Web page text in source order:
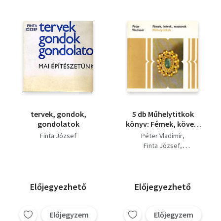
tervek, gondok,
gondolatok
Finta József
Előjegyezhető
Előjegyzem
5 db Műhelytitkok
könyv: Fémek, kövek,
mesterek +
Építőkockák -
Metszés és nyomtatás
Péter Vladimir
Finta József
Előjegyezhető
Előjegyzem